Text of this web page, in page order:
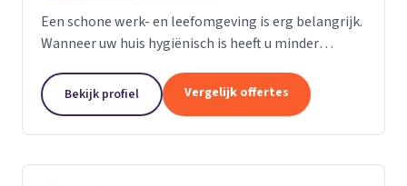
Een schone werk- en leefomgeving is erg belangrijk.
Wanneer uw huis hygiënisch is heeft u minder
een goede indruk op anderen, als uw bedrijfspand...
Bekijk profiel Vergelijk offertes